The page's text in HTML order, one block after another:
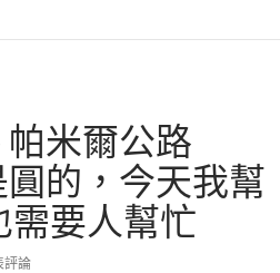
帕米爾公路
圓的，今天我幫
需要人幫忙
評論